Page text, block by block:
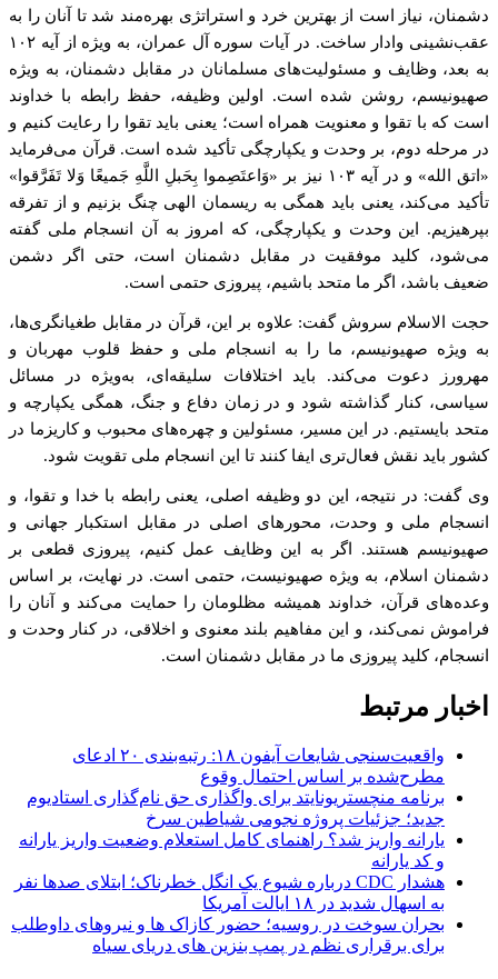
دشمنان، نیاز است از بهترین خرد و استراتژی بهره‌مند شد تا آنان را به
عقب‌نشینی وادار ساخت. در آیات سوره آل عمران، به ویژه از آیه ۱۰۲
به بعد، وظایف و مسئولیت‌های مسلمانان در مقابل دشمنان، به ویژه
صهیونیسم، روشن شده است. اولین وظیفه، حفظ رابطه با خداوند
است که با تقوا و معنویت همراه است؛ یعنی باید تقوا را رعایت کنیم و
در مرحله دوم، بر وحدت و یکپارچگی تأکید شده است. قرآن می‌فرماید
«اتق الله» و در آیه ۱۰۳ نیز بر «وَاعتَصِموا بِحَبلِ اللَّهِ جَمیعًا وَلا تَفَرَّقوا»
تأکید می‌کند، یعنی باید همگی به ریسمان الهی چنگ بزنیم و از تفرقه
بپرهیزیم. این وحدت و یکپارچگی، که امروز به آن انسجام ملی گفته
می‌شود، کلید موفقیت در مقابل دشمنان است، حتی اگر دشمن
ضعیف باشد، اگر ما متحد باشیم، پیروزی حتمی است.
حجت الاسلام سروش گفت: علاوه بر این، قرآن در مقابل طغیانگری‌ها،
به ویژه صهیونیسم، ما را به انسجام ملی و حفظ قلوب مهربان و
مهرورز دعوت می‌کند. باید اختلافات سلیقه‌ای، به‌ویژه در مسائل
سیاسی، کنار گذاشته شود و در زمان دفاع و جنگ، همگی یکپارچه و
متحد بایستیم. در این مسیر، مسئولین و چهره‌های محبوب و کاریزما در
کشور باید نقش فعال‌تری ایفا کنند تا این انسجام ملی تقویت شود.
وی گفت: در نتیجه، این دو وظیفه اصلی، یعنی رابطه با خدا و تقوا، و
انسجام ملی و وحدت، محورهای اصلی در مقابل استکبار جهانی و
صهیونیسم هستند. اگر به این وظایف عمل کنیم، پیروزی قطعی بر
دشمنان اسلام، به ویژه صهیونیست، حتمی است. در نهایت، بر اساس
وعده‌های قرآن، خداوند همیشه مظلومان را حمایت می‌کند و آنان را
فراموش نمی‌کند، و این مفاهیم بلند معنوی و اخلاقی، در کنار وحدت و
انسجام، کلید پیروزی ما در مقابل دشمنان است.
اخبار مرتبط
واقعیت‌سنجی شایعات آیفون ۱۸: رتبه‌بندی ۲۰ ادعای
مطرح‌شده بر اساس احتمال وقوع
برنامه منچستریونایتد برای واگذاری حق نام‌گذاری استادیوم
جدید؛ جزئیات پروژه نجومی شیاطین سرخ
یارانه واریز شد؟ راهنمای کامل استعلام وضعیت واریز یارانه
و کد یارانه
هشدار CDC درباره شیوع یک انگل خطرناک؛ ابتلای صدها نفر
به اسهال شدید در ۱۸ ایالت آمریکا
بحران سوخت در روسیه؛ حضور کازاک‌ ها و نیروهای داوطلب
برای برقراری نظم در پمپ بنزین‌ های دریای سیاه